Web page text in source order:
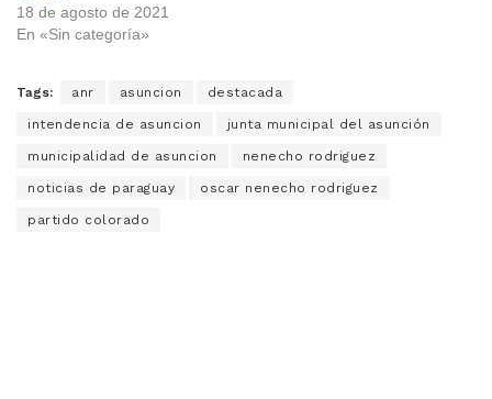
18 de agosto de 2021
En «Sin categoría»
Tags: anr asuncion destacada
intendencia de asuncion junta municipal del asunción
municipalidad de asuncion nenecho rodriguez
noticias de paraguay oscar nenecho rodriguez
partido colorado